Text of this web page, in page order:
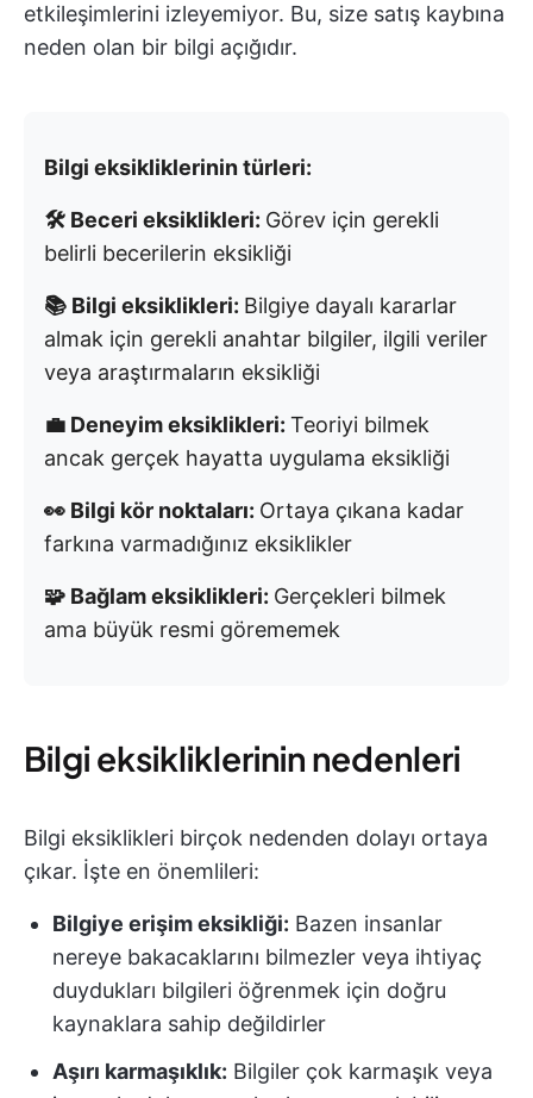
etkileşimlerini izleyemiyor. Bu, size satış kaybına
neden olan bir bilgi açığıdır.
Bilgi eksikliklerinin türleri:
🛠️ Beceri eksiklikleri: Görev için gerekli
belirli becerilerin eksikliği
📚 Bilgi eksiklikleri: Bilgiye dayalı kararlar
almak için gerekli anahtar bilgiler, ilgili veriler
veya araştırmaların eksikliği
💼 Deneyim eksiklikleri: Teoriyi bilmek
ancak gerçek hayatta uygulama eksikliği
👀 Bilgi kör noktaları: Ortaya çıkana kadar
farkına varmadığınız eksiklikler
🧩 Bağlam eksiklikleri: Gerçekleri bilmek
ama büyük resmi görememek
Bilgi eksikliklerinin nedenleri
Bilgi eksiklikleri birçok nedenden dolayı ortaya
çıkar. İşte en önemlileri:
Bilgiye erişim eksikliği: Bazen insanlar
nereye bakacaklarını bilmezler veya ihtiyaç
duydukları bilgileri öğrenmek için doğru
kaynaklara sahip değildirler
Aşırı karmaşıklık: Bilgiler çok karmaşık veya